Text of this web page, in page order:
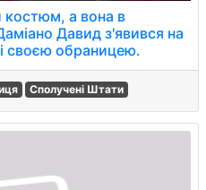
костюм, а вона в
Давид з'явився на
своєю обраницею.
Сполучені Штати